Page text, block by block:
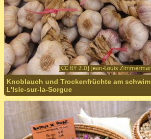
Knoblauch und Trockenfrüchte am
L'Isle-sur-la-Sorgue